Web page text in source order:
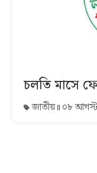
চলতি মাসে
জাতীয় ০৮